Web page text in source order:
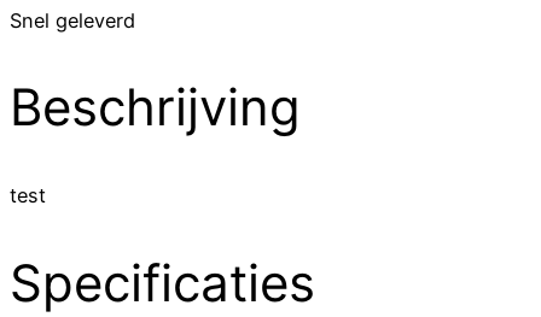
Snel geleverd
Beschrijving
test
Specificaties